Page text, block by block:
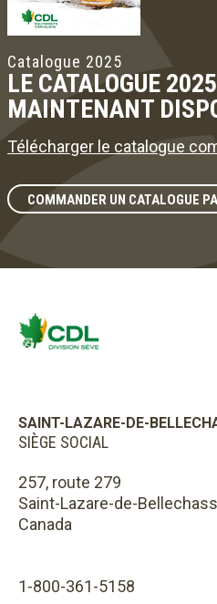
Catalogue 2025
LE CATALOGUE
MAINTENANT
Télécharger le catalogue
COMMANDER UN CATALOGUE
SAINT-LAZARE-DE-
SIÈGE SOCIAL
257, route 279
Saint-Lazare-de-
Canada
1-800-361-5158